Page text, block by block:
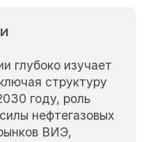
глубоко изучает
структуру
году, роль
нефтегазовых
ВИЭ,